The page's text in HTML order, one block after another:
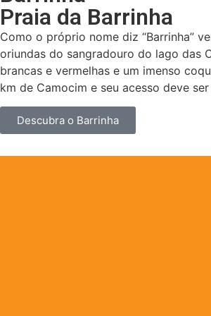
Praia da Barrinha
Como o próprio nome diz “Barrinha”
oriundas do sangradouro do lago das
brancas e vermelhas e um imenso
km de Camocim e seu acesso deve
Descubra o Barrinha